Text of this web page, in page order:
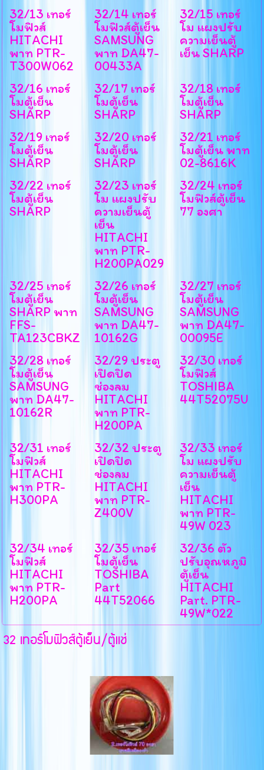
32/13 เทอร์
โมฟิวส์
HITACHI
พาท PTR-
T300W062
32/14 เทอร์
โมฟิวส์ตู้เย็น
SAMSUNG
พาท DA47-
00433A
32/15 เทอร์
โม แผงปรับ
ความเย็นตู้
เย็น SHARP
32/16 เทอร์
โมตู้เย็น
SHARP
32/17 เทอร์
โมตู้เย็น
SHARP
32/18 เทอร์
โมตู้เย็น
SHARP
32/19 เทอร์
โมตู้เย็น
SHARP
32/20 เทอร์
โมตู้เย็น
SHARP
32/21 เทอร์
โมตู้เย็น พาท
02-8616K
32/22 เทอร์
โมตู้เย็น
SHARP
32/23 เทอร์
โม แผงปรับ
ความเย็นตู้
เย็น
HITACHI
พาท PTR-
H200PA029
32/24 เทอร์
โมฟิวส์ตู้เย็น
77 องศา
32/25 เทอร์
โมตู้เย็น
SHARP พาท
FFS-
TA123CBKZ
32/26 เทอร์
โมตู้เย็น
SAMSUNG
พาท DA47-
10162G
32/27 เทอร์
โมตู้เย็น
SAMSUNG
พาท DA47-
00095E
32/28 เทอร์
โมตู้เย็น
SAMSUNG
พาท DA47-
10162R
32/29 ประตู
เปิดปิด
ช่องลม
HITACHI
พาท PTR-
H200PA
32/30 เทอร์
โมฟิวส์
TOSHIBA
44T52075U
32/31 เทอร์
โมฟิวส์
HITACHI
พาท PTR-
H300PA
32/32 ประตู
เปิดปิด
ช่องลม
HITACHI
พาท PTR-
Z400V
32/33 เทอร์
โม แผงปรับ
ความเย็นตู้
เย็น
HITACHI
พาท PTR-
49W 023
32/34 เทอร์
โมฟิวส์
HITACHI
พาท PTR-
H200PA
32/35 เทอร์
โมตู้เย็น
TOSHIBA
Part
44T52066
32/36 ตัว
ปรับอุณหภูมิ
ตู้เย็น
HITACHI
Part. PTR-
49W*022
32 เทอร์โมฟิวส์ตู้เย็น/ตู้แช่